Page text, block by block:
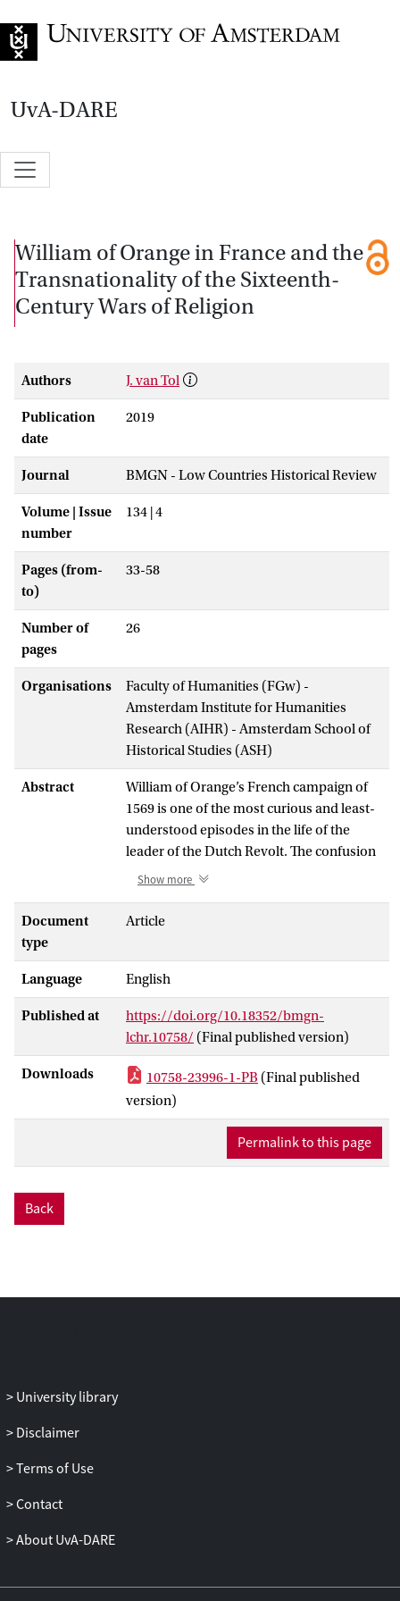
UvA-DARE
William of Orange in France and the
Transnationality of the Sixteenth-
Century Wars of Religion
Authors J. van Tol
Publication
date
2019
Journal BMGN - Low Countries Historical Review
Volume | Issue
number
134 | 4
Pages (from-
to)
33-58
Number of
pages
26
Organisations
Faculty of Humanities (FGw) -
Amsterdam Institute for Humanities
Research (AIHR) - Amsterdam School of
Historical Studies (ASH)
Abstract
William of Orange’s French campaign of
1569 is one of the most curious and least-
understood episodes in the life of the
leader of the Dutch Revolt. The confusion
over his motives for participating in the
longstanding tendency to see the Dutch
similar but separate conflicts. Yet Orange
regarded them fundamentally as
manifestations of the same struggle. This
article unpacks the development of
Orange’s transnational outlook during the
decade leading up to his French campaign
– an outlook that was shared by many of
his peers in the Low Countries and
beyond and that shaped the course of the
French Wars of Religion and the Dutch
Opstand. De verwarring rond zijn
Show more
Document
type
Article
Language English
Published at
https://doi.org/10.18352/bmgn-
lchr.10758/ (Final published version)
Downloads 10758-23996-1-PB (Final published
version)
Permalink to this page
Back
University library
Disclaimer
Terms of Use
Contact
About UvA-DARE